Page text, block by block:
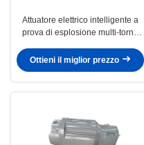
Attuatore elettrico intelligente a
prova di esplosione multi-torno
Ottieni il miglior prezzo